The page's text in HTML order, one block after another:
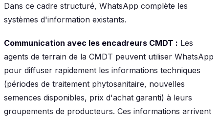
Dans ce cadre structuré, WhatsApp complète les
systèmes d'information existants.
Communication avec les encadreurs CMDT : Les
agents de terrain de la CMDT peuvent utiliser WhatsApp
pour diffuser rapidement les informations techniques
(périodes de traitement phytosanitaire, nouvelles
semences disponibles, prix d'achat garanti) à leurs
groupements de producteurs. Ces informations arrivent